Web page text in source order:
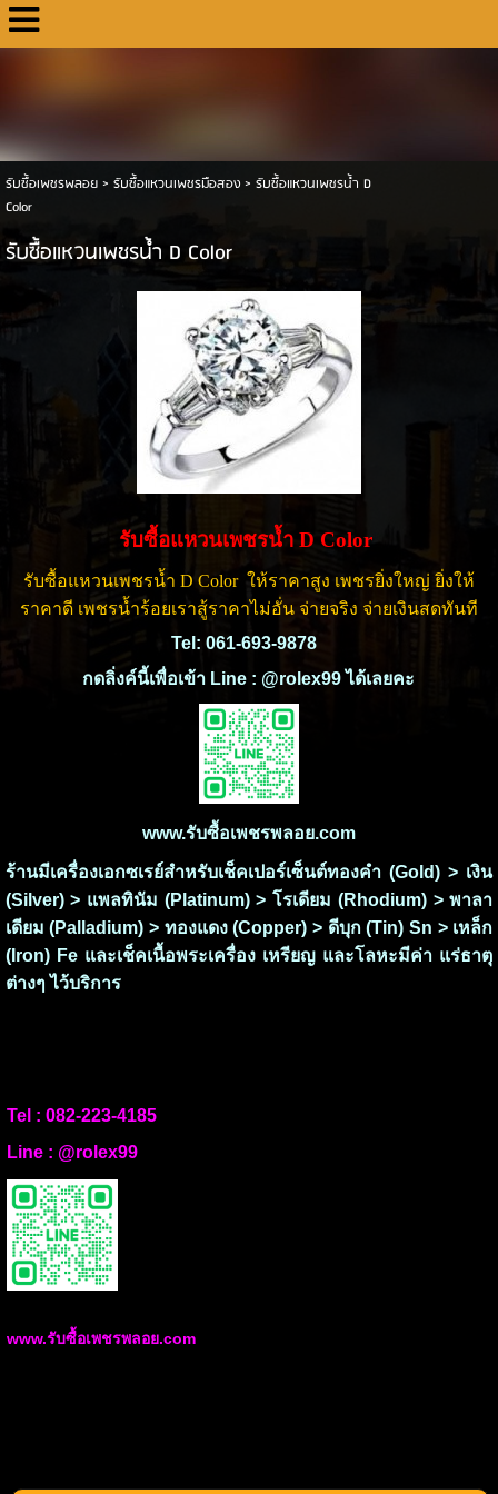
รับซื้อเพชรพลอย> รับซื้อแหวนเพชรมือสอง> รับซื้อแหวนเพชรน้ำ D
Color
รับซื้อแหวนเพชรน้ำ D Color
รับซื้อแหวนเพชรน้ำ D Color
รับซื้อแหวนเพชรน้ำ D Color ให้ราคาสูง เพชรยิ่งใหญ่ ยิ่งให้
ราคาดี เพชรน้ำร้อยเราสู้ราคาไม่อั่น จ่ายจริง จ่ายเงินสดทันที
Tel: 061-693-9878
กดลิ่งค์นี้เพื่อเข้า Line : @rolex99 ได้เลยคะ
www.รับซื้อเพชรพลอย.com
ร้านมีเครื่องเอกซเรย์สำหรับเช็คเปอร์เซ็นต์ทองคำ (Gold) > เงิน
(Silver) > แพลทินัม (Platinum) > โรเดียม (Rhodium) > พาลา
เดียม (Palladium) > ทองแดง (Copper) > ดีบุก (Tin) Sn > เหล็ก
(Iron) Fe และเช็คเนื้อพระเครื่อง เหรียญ และโลหะมีค่า แร่ธาตุ
ต่างๆ ไว้บริการ
Tel : 082-223-4185
Line : @rolex99
www.รับซื้อเพชรพลอย.com